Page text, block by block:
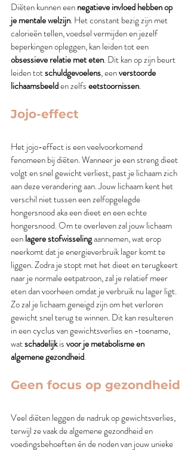
Diëten kunnen een negatieve invloed hebben op
je mentale welzijn. Het constant bezig zijn met
calorieën tellen, voedsel vermijden en jezelf
beperkingen opleggen, kan leiden tot een
obsessieve relatie met eten. Dit kan op zijn beurt
leiden tot schuldgevoelens, een verstoorde
lichaamsbeeld en zelfs eetstoornissen.
Jojo-effect
Het jojo-effect is een veelvoorkomend
fenomeen bij diëten. Wanneer je een streng dieet
volgt en snel gewicht verliest, past je lichaam zich
aan deze verandering aan. Jouw lichaam kent het
verschil niet tussen een zelfopgelegde
hongersnood aka een dieet en een echte
hongersnood. Om te overleven zal jouw lichaam
een lagere stofwisseling aannemen, wat erop
neerkomt dat je energieverbruik lager komt te
liggen. Zodra je stopt met het dieet en terugkeert
naar je normale eetpatroon, zal je relatief meer
eten dan voorheen omdat je verbruik nu lager ligt.
Zo zal je lichaam geneigd zijn om het verloren
gewicht snel terug te winnen. Dit kan resulteren
in een cyclus van gewichtsverlies en -toename,
wat schadelijk is voor je metabolisme en
algemene gezondheid.
Geen focus op gezondheid
Veel diëten leggen de nadruk op gewichtsverlies,
terwijl ze vaak de algemene gezondheid en
voedingsbehoeften én de noden van jouw unieke